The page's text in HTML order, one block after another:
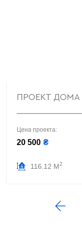
ПРОЕКТ ДОМА
Цена проекта:
20 500 ₴
116.12 М2